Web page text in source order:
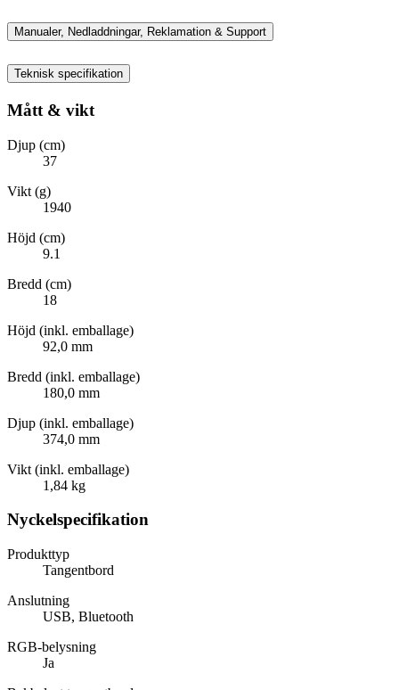
Manualer, Nedladdningar, Reklamation & Support
Teknisk specifikation
Mått & vikt
Djup (cm)
37
Vikt (g)
1940
Höjd (cm)
9.1
Bredd (cm)
18
Höjd (inkl. emballage)
92,0 mm
Bredd (inkl. emballage)
180,0 mm
Djup (inkl. emballage)
374,0 mm
Vikt (inkl. emballage)
1,84 kg
Nyckelspecifikation
Produkttyp
Tangentbord
Anslutning
USB, Bluetooth
RGB-belysning
Ja